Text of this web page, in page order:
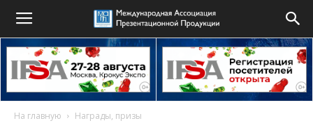
На главную Награды, призы